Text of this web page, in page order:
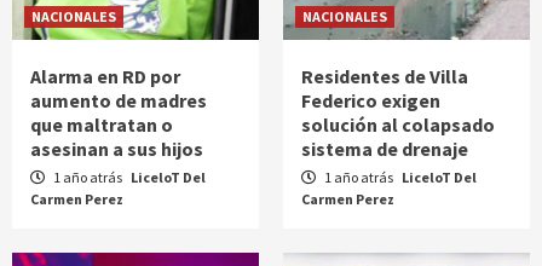
NACIONALES
Alarma en RD por
aumento de madres
que maltratan o
asesinan a sus hijos
1 año atrás LiceloT Del
Carmen Perez
NACIONALES
Residentes de Villa
Federico exigen
solución al colapsado
sistema de drenaje
1 año atrás LiceloT Del
Carmen Perez